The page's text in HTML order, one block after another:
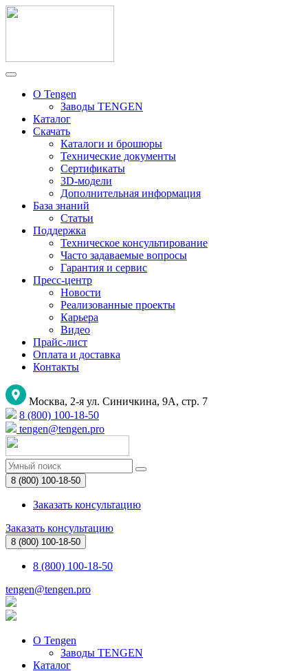
О Tengen
Заводы TENGEN
Каталог
Скачать
Каталоги и брошюры
Технические документы
Сертификаты
3D-модели
Дополнительная информация
База знаний
Статьи
Поддержка
Техническое консультирование
Часто задаваемые вопросы
Гарантия и сервис
Пресс-центр
Новости
Реализованные проекты
Карьера
Видео
Прайс-лист
Оплата и доставка
Контакты
Москва, 2-я ул. Синичкина, 9А, стр. 7
8 (800) 100-18-50
tengen@tengen.pro
8 (800) 100-18-50
Заказать консультацию
Заказать консультацию
8 (800) 100-18-50
8 (800) 100-18-50
tengen@tengen.pro
О Tengen
Заводы TENGEN
Каталог